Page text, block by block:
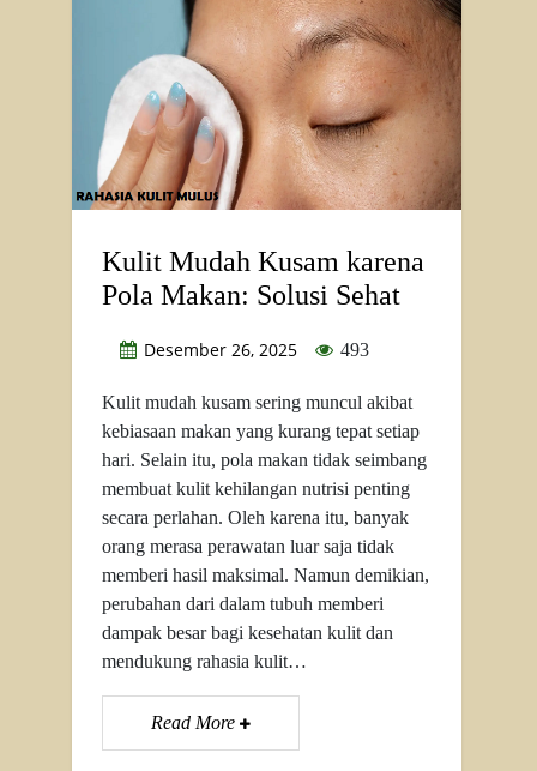
Kulit Mudah Kusam karena
Pola Makan: Solusi Sehat
Desember 26, 2025 493
Kulit mudah kusam sering muncul akibat
kebiasaan makan yang kurang tepat setiap
hari. Selain itu, pola makan tidak seimbang
membuat kulit kehilangan nutrisi penting
secara perlahan. Oleh karena itu, banyak
orang merasa perawatan luar saja tidak
memberi hasil maksimal. Namun demikian,
perubahan dari dalam tubuh memberi
dampak besar bagi kesehatan kulit dan
mendukung rahasia kulit…
Read More